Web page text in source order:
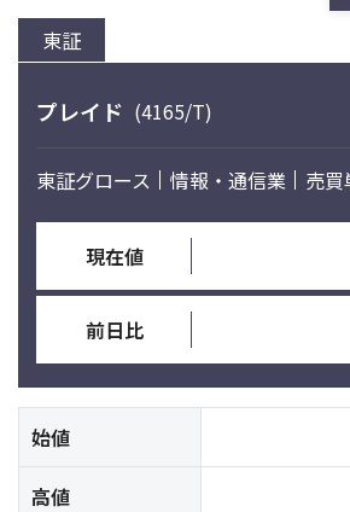
東証
プレイド (4165/T)
東証グロース 情報・通信業 売
現在値
前日比
始値
高値